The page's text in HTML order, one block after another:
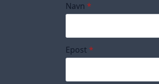
Navn *
Epost *